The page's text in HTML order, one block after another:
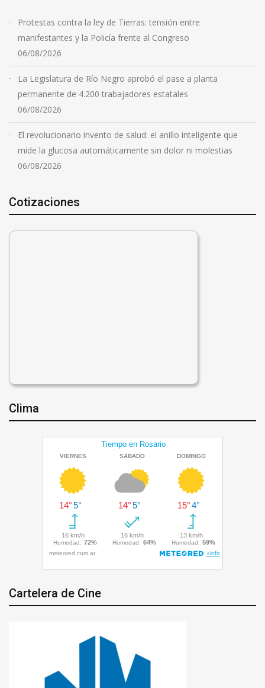
Protestas contra la ley de Tierras: tensión entre
manifestantes y la Policía frente al Congreso
06/08/2026
La Legislatura de Río Negro aprobó el pase a planta
permanente de 4.200 trabajadores estatales
06/08/2026
El revolucionario invento de salud: el anillo inteligente que
mide la glucosa automáticamente sin dolor ni molestias
06/08/2026
Cotizaciones
Clima
Cartelera de Cine